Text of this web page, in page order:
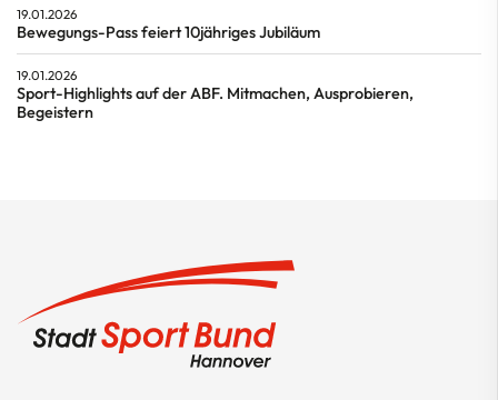
19.01.2026
Bewegungs-Pass feiert 10jähriges Jubiläum
19.01.2026
Sport-Highlights auf der ABF. Mitmachen, Ausprobieren,
Begeistern